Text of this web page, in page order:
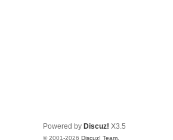
Powered by Discuz! X3.5
© 2001-2026 Discuz! Team